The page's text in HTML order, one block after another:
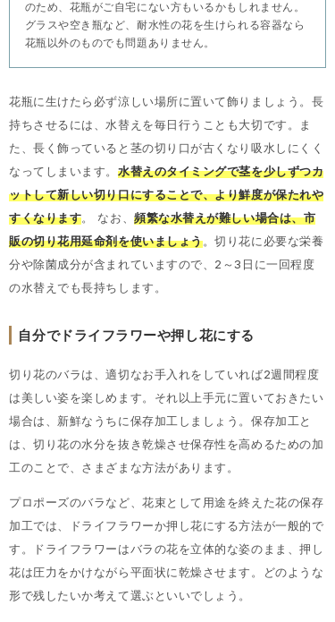
のため、花瓶がご自宅にない方もいるかもしれません。
グラスや空き瓶など、耐水性の花を生けられる容器なら
花瓶以外のものでも問題ありません。
花瓶に生けたら必ず涼しい場所に置いて飾りましょう。長
持ちさせるには、水替えを毎日行うことも大切です。ま
た、長く飾っていると茎の切り口が古くなり吸水しにくく
なってしまいます。 水替えのタイミングで茎を少しずつカ
ットして新しい切り口にすることで、より鮮度が保たれや
すくなります。 なお、頻繁な水替えが難しい場合は、市
販の切り花用延命剤を使いましょう。切り花に必要な栄養
分や除菌成分が含まれていますので、2～3日に一回程度
の水替えでも長持ちします。
自分でドライフラワーや押し花にする
切り花のバラは、適切なお手入れをしていれば2週間程度
は美しい姿を楽しめます。それ以上手元に置いておきたい
場合は、新鮮なうちに保存加工しましょう。保存加工と
は、切り花の水分を抜き乾燥させ保存性を高めるための加
工のことで、さまざまな方法があります。
プロポーズのバラなど、花束として用途を終えた花の保存
加工では、ドライフラワーか押し花にする方法が一般的で
す。ドライフラワーはバラの花を立体的な姿のまま、押し
花は圧力をかけながら平面状に乾燥させます。どのような
形で残したいか考えて選ぶといいでしょう。